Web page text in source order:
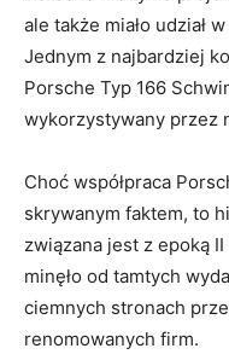
ale⁢ także miało udział
Jednym z ‌najbardziej
Porsche Typ ⁢166
wykorzystywany przez
Choć współpraca
skrywanym⁤ faktem, to
związana jest z epoką
minęło od‍ tamtych
ciemnych stronach
renomowanych firm.